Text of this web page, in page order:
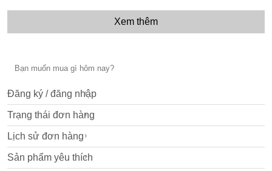
Xem thêm
Đăng ký / đăng nhập
Trạng thái đơn hàng
Lịch sử đơn hàng
Sản phẩm yêu thích